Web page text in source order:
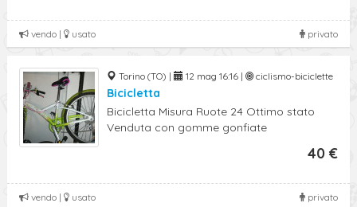
privato
vendo | usato
Torino (TO) | 12 mag 16:16 | ciclismo-biciclette
Bicicletta
Bicicletta Misura Ruote 24 Ottimo stato
Venduta con gomme gonfiate
40 €
privato
vendo | usato